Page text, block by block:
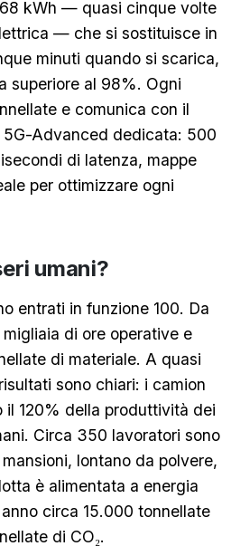
kWh — quasi cinque volte
— che si sostituisce in
minuti quando si scarica,
superiore al 98%. Ogni
e comunica con il
Advanced dedicata: 500
di latenza, mappe
per ottimizzare ogni
umani?
entrati in funzione 100. Da
di ore operative e
di materiale. A quasi
sono chiari: i camion
il 120% della produttività dei
Circa 350 lavoratori sono
lontano da polvere,
è alimentata a energia
circa 15.000 tonnellate
di CO₂.